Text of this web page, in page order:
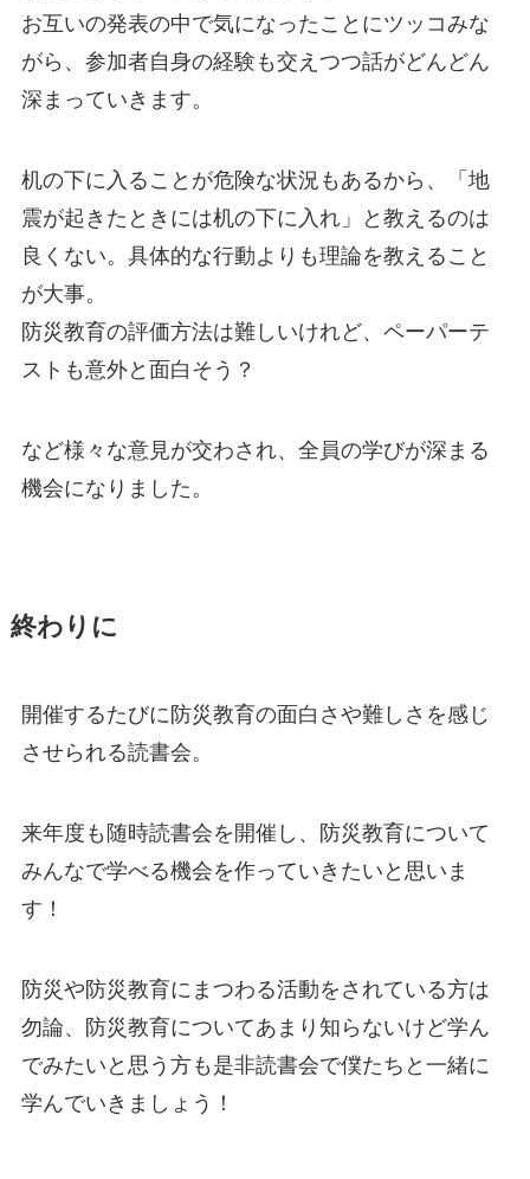
お互いの発表の中で気になったことにツッコみな
がら、参加者自身の経験も交えつつ話がどんどん
深まっていきます。
机の下に入ることが危険な状況もあるから、「地
震が起きたときには机の下に入れ」と教えるのは
良くない。具体的な行動よりも理論を教えること
が大事。
防災教育の評価方法は難しいけれど、ペーパーテ
ストも意外と面白そう？
など様々な意見が交わされ、全員の学びが深まる
機会になりました。
終わりに
開催するたびに防災教育の面白さや難しさを感じ
させられる読書会。
来年度も随時読書会を開催し、防災教育について
みんなで学べる機会を作っていきたいと思いま
す！
防災や防災教育にまつわる活動をされている方は
勿論、防災教育についてあまり知らないけど学ん
でみたいと思う方も是非読書会で僕たちと一緒に
学んでいきましょう！